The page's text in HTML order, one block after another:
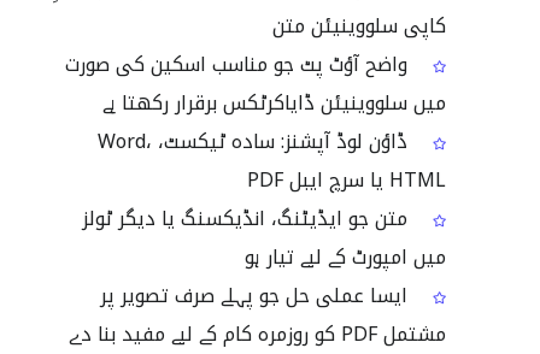
کاپی سلووینیئن متن
واضح آؤٹ پٹ جو مناسب اسکین کی صورت
میں سلووینیئن ڈایاکرٹکس برقرار رکھتا ہے
ڈاؤن لوڈ آپشنز: سادہ ٹیکسٹ، Word،
HTML یا سرچ ایبل PDF
متن جو ایڈیٹنگ، انڈیکسنگ یا دیگر ٹولز
میں امپورٹ کے لیے تیار ہو
ایسا عملی حل جو پہلے صرف تصویر پر
مشتمل PDF کو روزمرہ کام کے لیے مفید بنا دے